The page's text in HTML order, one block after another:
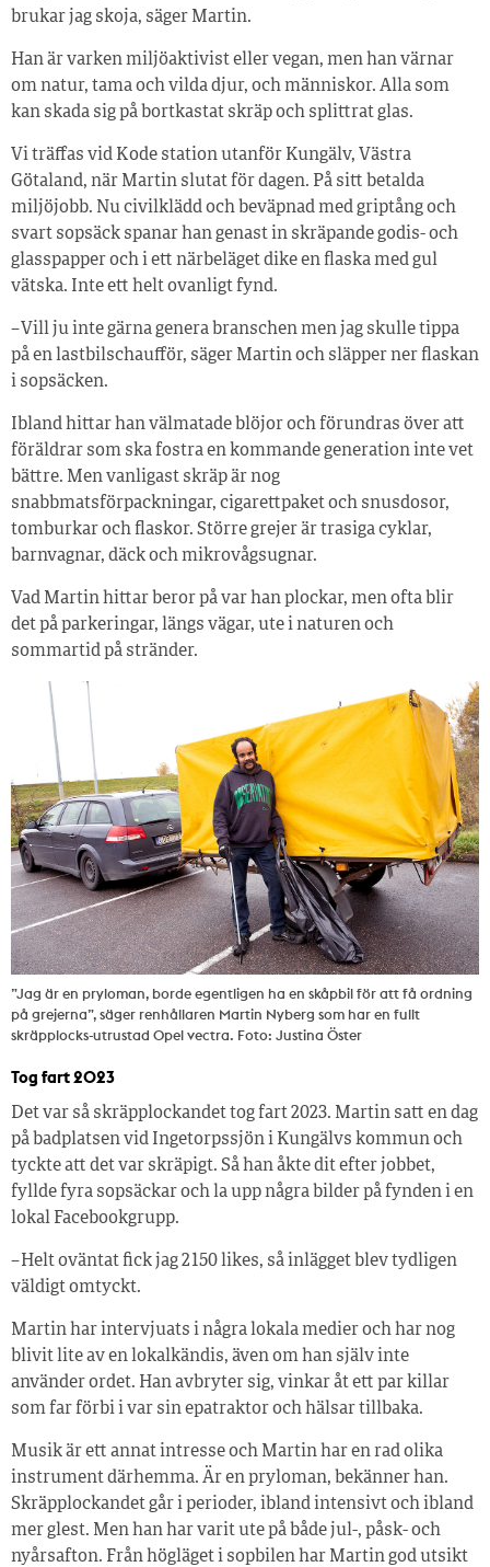
brukar jag skoja, säger Martin.
Han är varken miljöaktivist eller vegan, men han värnar
om natur, tama och vilda djur, och människor. Alla som
kan skada sig på bortkastat skräp och splittrat glas.
Vi träffas vid Kode station utanför Kungälv, Västra
Götaland, när Martin slutat för dagen. På sitt betalda
miljöjobb. Nu civilklädd och beväpnad med griptång och
svart sopsäck spanar han genast in skräpande godis- och
glasspapper och i ett närbeläget dike en flaska med gul
vätska. Inte ett helt ovanligt fynd.
– Vill ju inte gärna genera branschen men jag skulle tippa
på en lastbilschaufför, säger Martin och släpper ner flaskan
i sopsäcken.
Ibland hittar han välmatade blöjor och förundras över att
föräldrar som ska fostra en kommande generation inte vet
bättre. Men vanligast skräp är nog
snabbmatsförpackningar, cigarettpaket och snusdosor,
tomburkar och flaskor. Större grejer är trasiga cyklar,
barnvagnar, däck och mikrovågsugnar.
Vad Martin hittar beror på var han plockar, men ofta blir
det på parkeringar, längs vägar, ute i naturen och
sommartid på stränder.
”Jag är en pryloman, borde egentligen ha en skåpbil för att få ordning
på grejerna”, säger renhållaren Martin Nyberg som har en fullt
skräpplocks-utrustad Opel vectra. Foto: Justina Öster
Tog fart 2023
Det var så skräpplockandet tog fart 2023. Martin satt en dag
på badplatsen vid Ingetorpssjön i Kungälvs kommun och
tyckte att det var skräpigt. Så han åkte dit efter jobbet,
fyllde fyra sopsäckar och la upp några bilder på fynden i en
lokal Facebookgrupp.
– Helt oväntat fick jag 2 150 likes, så inlägget blev tydligen
väldigt omtyckt.
Martin har intervjuats i några lokala medier och har nog
blivit lite av en lokalkändis, även om han själv inte
använder ordet. Han avbryter sig, vinkar åt ett par killar
som far förbi i var sin epatraktor och hälsar tillbaka.
Musik är ett annat intresse och Martin har en rad olika
instrument därhemma. Är en pryloman, bekänner han.
Skräpplockandet går i perioder, ibland intensivt och ibland
mer glest. Men han har varit ute på både jul-, påsk- och
nyårsafton. Från högläget i sopbilen har Martin god utsikt